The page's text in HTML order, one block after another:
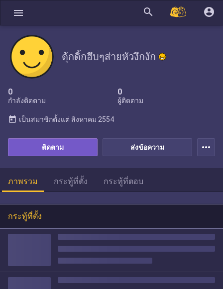
menu search account_circle
ดุ้กดิ้กฮึบๆส่ายหัวงึกงัก
0
กำลังติดตาม
0
ผู้ติดตาม
ส่งข้อความ
ติดตาม
today เป็นสมาชิกตั้งแต่ สิงหาคม 2554
more_horiz
ภาพรวม กระทู้ที่ตั้ง กระทู้ที่ตอบ
กระทู้ที่ตั้ง